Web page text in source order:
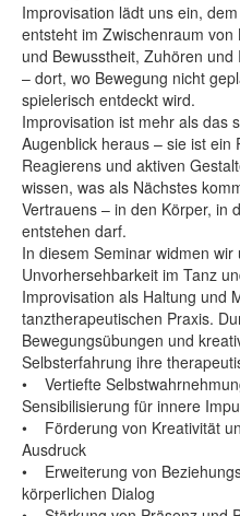
Improvisation lädt uns ein,
entsteht im Zwischenraum
und Bewusstheit, Zuhören
– dort, wo Bewegung nicht
spielerisch entdeckt wird.
Improvisation ist mehr als das
Augenblick heraus – sie ist ein
Reagierens und aktiven
wissen, was als Nächstes
Vertrauens – in den Körper, in
entstehen darf.
In diesem Seminar widmen
Unvorhersehbarkeit im Tanz
Improvisation als Haltung und
tanztherapeutischen Praxis.
Bewegungsübungen und
Selbsterfahrung ihre
• Vertiefte
Sensibilisierung für innere
• Förderung von Kreativität
Ausdruck
• Erweiterung von
körperlichen Dialog